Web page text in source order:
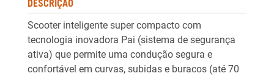
DESCRIÇÃO
Scooter inteligente super compacto com
tecnologia inovadora Pai (sistema de segurança
ativa) que permite uma condução segura e
confortável em curvas, subidas e buracos (até 70